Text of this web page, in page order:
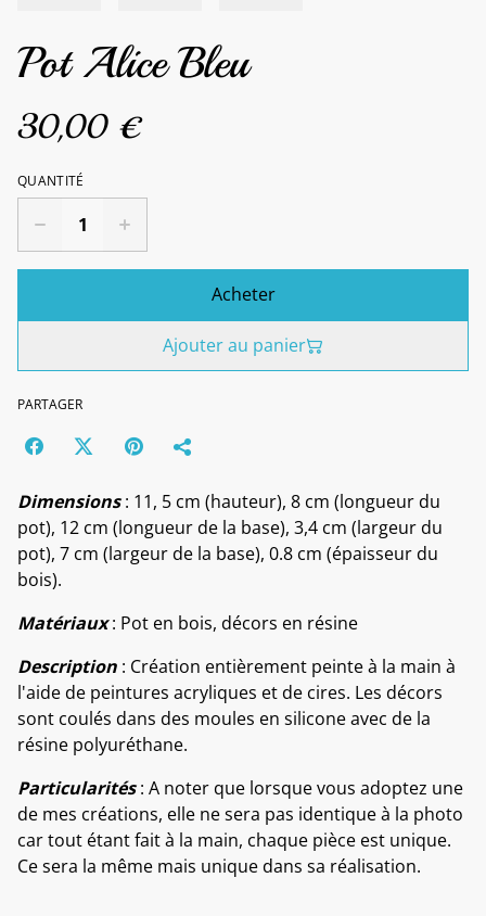
Pot Alice Bleu
30,00 €
QUANTITÉ
Acheter
Ajouter au panier
PARTAGER
Dimensions: 11, 5 cm (hauteur), 8 cm (longueur du
pot), 12 cm (longueur de la base), 3,4 cm (largeur du
pot), 7 cm (largeur de la base), 0.8 cm (épaisseur du
bois).
Matériaux: Pot en bois, décors en résine
Description : Création entièrement peinte à la main à
l'aide de peintures acryliques et de cires. Les décors
sont coulés dans des moules en silicone avec de la
résine polyuréthane.
Particularités: A noter que lorsque vous adoptez une
de mes créations, elle ne sera pas identique à la photo
car tout étant fait à la main, chaque pièce est unique.
Ce sera la même mais unique dans sa réalisation.